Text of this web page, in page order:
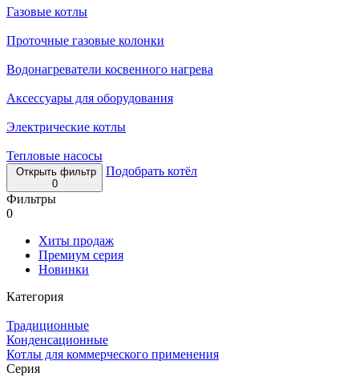
Газовые котлы
Проточные газовые колонки
Водонагреватели косвенного нагрева
Аксессуары для оборудования
Электрические котлы
Тепловые насосы
Открыть фильтр
0
Подобрать котёл
Фильтры
0
Хиты продаж
Премиум серия
Новинки
Категория
Традиционные
Конденсационные
Котлы для коммерческого применения
Серия